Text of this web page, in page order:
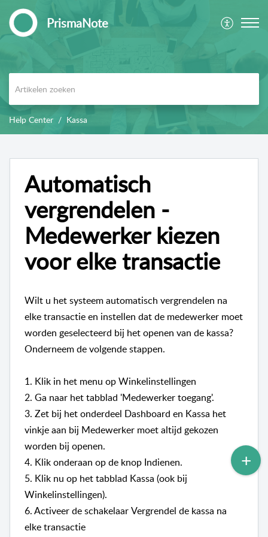
PrismaNote
Help Center Kassa
Automatisch
vergrendelen -
Medewerker kiezen
voor elke transactie
Wilt u het systeem automatisch vergrendelen na
elke transactie en instellen dat de medewerker moet
worden geselecteerd bij het openen van de kassa?
Onderneem de volgende stappen.
1. Klik in het menu op Winkelinstellingen
2. Ga naar het tabblad 'Medewerker toegang'.
3. Zet bij het onderdeel Dashboard en Kassa het
vinkje aan bij Medewerker moet altijd gekozen
worden bij openen.
4. Klik onderaan op de knop Indienen.
5. Klik nu op het tabblad Kassa (ook bij
Winkelinstellingen).
6. Activeer de schakelaar Vergrendel de kassa na
elke transactie